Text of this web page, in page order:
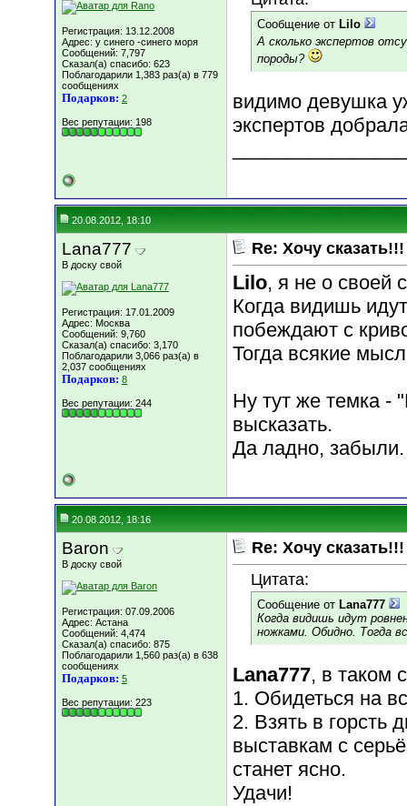
Регистрация: 13.12.2008
Адрес: у синего -синего моря
Сообщений: 7,797
Сказал(а) спасибо: 623
Поблагодарили 1,383 раз(а) в 779
сообщениях
Подарков: 2
Вес репутации: 198
Сообщение от Lilo
А сколько экспертов
породы?
видимо девушка
экспертов
20.08.2012, 18:10
Lana777
В доску свой
Регистрация: 17.01.2009
Адрес: Москва
Сообщений: 9,760
Сказал(а) спасибо: 3,170
Поблагодарили 3,066 раз(а) в
2,037 сообщениях
Подарков: 8
Вес репутации: 244
Re: Хочу
Lilo, я не о своей
Когда видишь
побеждают с
Тогда всякие
Ну тут же темка -
высказать.
Да ладно,
20.08.2012, 18:16
Baron
В доску свой
Регистрация: 07.09.2006
Адрес: Астана
Сообщений: 4,474
Сказал(а) спасибо: 875
Поблагодарили 1,560 раз(а) в 638
сообщениях
Подарков: 5
Вес репутации: 223
Re: Хочу
Цитата:
Сообщение от Lana777
Когда видишь идут
ножками. Обидно. Тогда
Lana777, в таком
1. Обидеться на
2. Взять в горсть
выставкам с
станет ясно.
Удачи!